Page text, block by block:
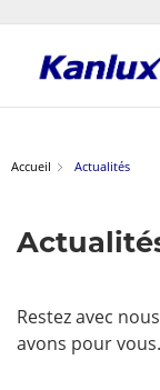
główna
Accueil Actualités
Restez avec
avons pour vous.